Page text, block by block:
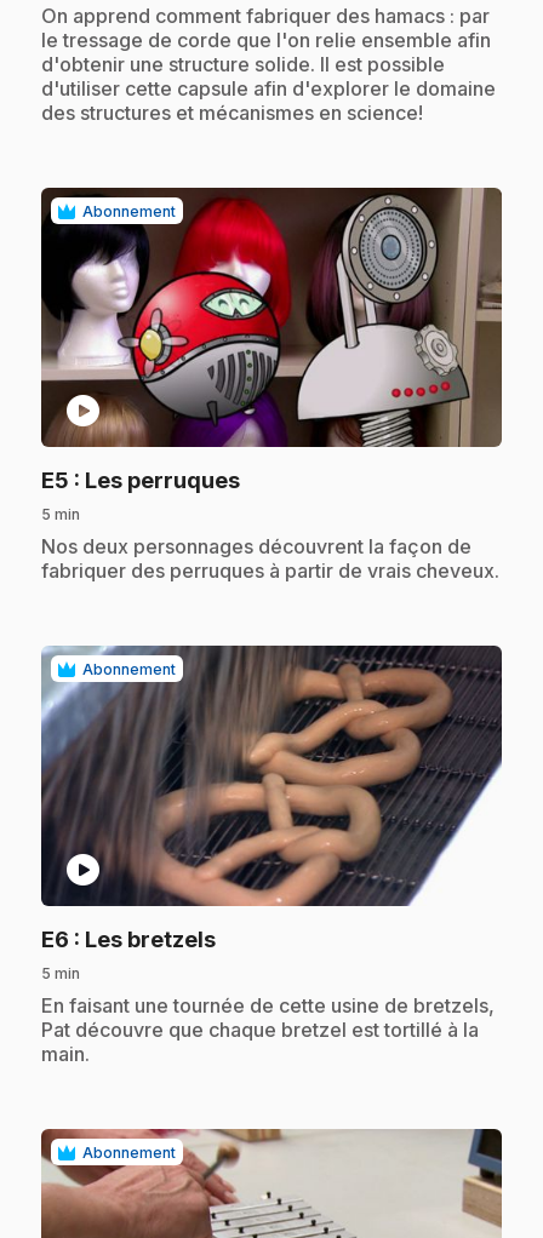
.On apprend comment fabriquer des hamacs : par
le tressage de corde que l'on relie ensemble afin
d'obtenir une structure solide. Il est possible
d'utiliser cette capsule afin d'explorer le domaine
des structures et mécanismes en science!
Abonnement
play_circle
E5 : Les perruques.
5 min
.Nos deux personnages découvrent la façon de
fabriquer des perruques à partir de vrais cheveux.
Abonnement
play_circle
E6 : Les bretzels.
5 min
.En faisant une tournée de cette usine de bretzels,
Pat découvre que chaque bretzel est tortillé à la
main.
Abonnement